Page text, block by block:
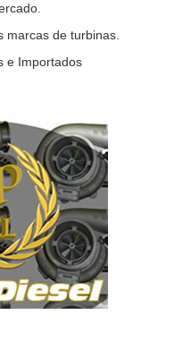
marcas de turbinas.
e Importados